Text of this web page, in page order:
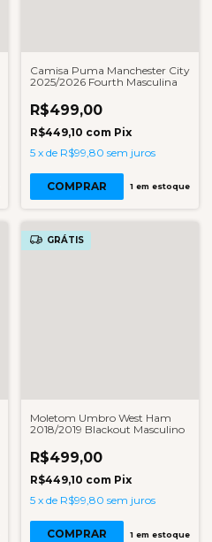
Camisa Puma Manchester City
2025/2026 Fourth Masculina
R$499,00
R$449,10 com Pix
5 x de R$99,80 sem juros
COMPRAR 1 em estoque
GRÁTIS
Moletom Umbro West Ham
2018/2019 Blackout Masculino
R$499,00
R$449,10 com Pix
5 x de R$99,80 sem juros
COMPRAR 1 em estoque